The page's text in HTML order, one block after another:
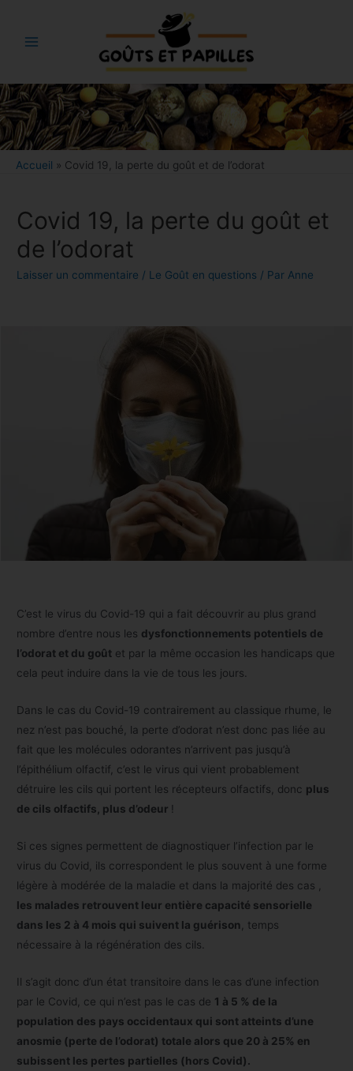
contenu
Menu
Bouton
Accueil » Covid 19, la perte du goût et de l’odorat
Covid 19, la perte du goût et
de l’odorat
Laisser un commentaire / Le Goût en questions / Par Anne
C’est le virus du Covid-19 qui a fait découvrir au plus grand
nombre d’entre nous les dysfonctionnements potentiels de
l’odorat et du goût et par la même occasion les handicaps que
cela peut induire dans la vie de tous les jours.
Dans le cas du Covid-19 contrairement au classique rhume, le
nez n’est pas bouché, la perte d’odorat n’est donc pas liée au
fait que les molécules odorantes n’arrivent pas jusqu’à
l’épithélium olfactif, c’est le virus qui vient probablement
détruire les cils qui portent les récepteurs olfactifs, donc plus
de cils olfactifs, plus d’odeur !
Si ces signes permettent de diagnostiquer l’infection par le
virus du Covid, ils correspondent le plus souvent à une forme
légère à modérée de la maladie et dans la majorité des cas ,
les malades retrouvent leur entière capacité sensorielle
dans les 2 à 4 mois qui suivent la guérison , temps
nécessaire à la régénération des cils.
Il s’agit donc d’un état transitoire dans le cas d’une infection
par le Covid, ce qui n’est pas le cas de 1 à 5 % de la
population des pays occidentaux qui sont atteints d’une
anosmie (perte de l’odorat) totale alors que 20 à 25% en
subissent les pertes partielles (hors Covid).